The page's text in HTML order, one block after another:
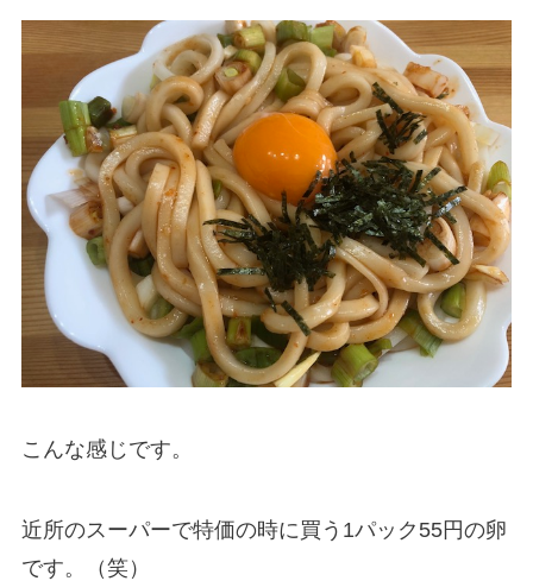
こんな感じです。
近所のスーパーで特価の時に買う1パック55円の卵
です。（笑）